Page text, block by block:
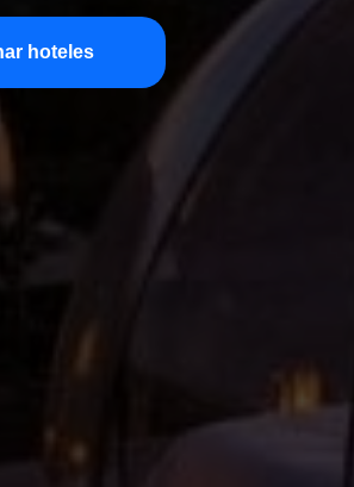
hoteles